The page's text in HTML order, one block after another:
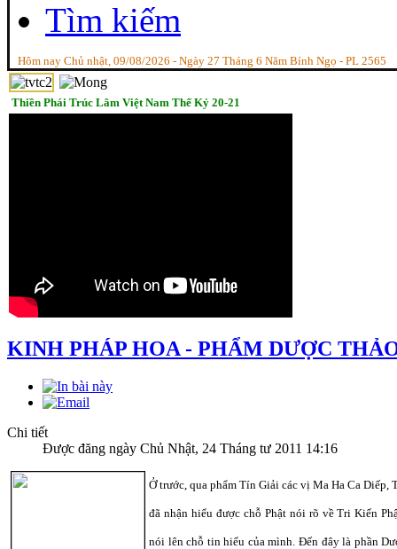
Tìm kiếm
Hôm nay Chủ nhật, 09/08/2026 - Ngày 27 Tháng 6 Năm Bính Ngọ - PL 2565
Thiền Phái Trúc Lâm Việt Nam Thế Kỷ 20-21
KINH PHÁP HOA - PHẨM DƯỢC
Chi tiết
Được đăng ngày Chủ Nhật, 24 Tháng tư 2011 14:16
Ở trước, qua phẩm Tín Giải các vị Ma Ha Ca Diếp,
đã nhận hiểu được chỗ Phật nói rõ về Tri Kiến
nói lên chỗ tin hiểu của mình. Đến đây là phần